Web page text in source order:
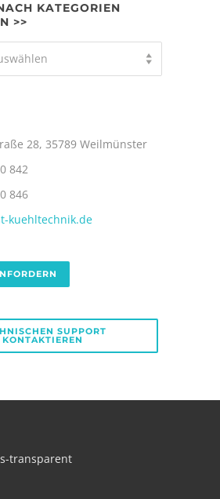
KATEGORIEN
>>
28, 35789 Weilmünster
842
846
kuehltechnik.de
SUPPORT
KONTAKTIEREN